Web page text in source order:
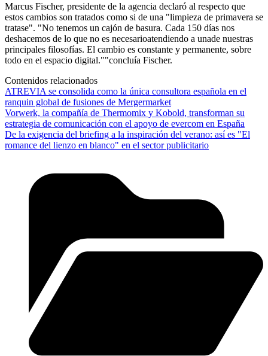
Marcus Fischer, presidente de la agencia declaró al respecto que
estos cambios son tratados como si de una "limpieza de primavera se
tratase". "No tenemos un cajón de basura. Cada 150 días nos
deshacemos de lo que no es necesarioatendiendo a unade nuestras
principales filosofías. El cambio es constante y permanente, sobre
todo en el espacio digital.""concluía Fischer.
Contenidos relacionados
ATREVIA se consolida como la única consultora española en el
ranquin global de fusiones de Mergermarket
Vorwerk, la compañía de Thermomix y Kobold, transforman su
estrategia de comunicación con el apoyo de evercom en España
De la exigencia del briefing a la inspiración del verano: así es "El
romance del lienzo en blanco" en el sector publicitario